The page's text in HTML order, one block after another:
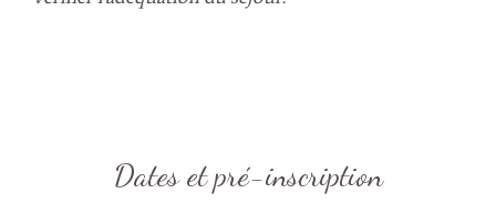
Dates et pré-inscription